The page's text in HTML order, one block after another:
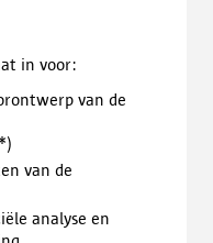
in voor:
van de
van de
analyse en